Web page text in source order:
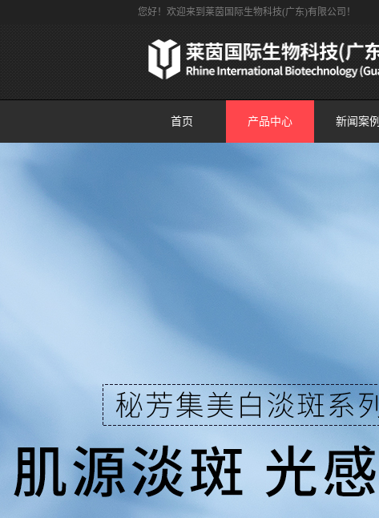
您好！欢迎来到莱茵国际生物科技(广东)有限公司！
首页 产品中心 新闻案例